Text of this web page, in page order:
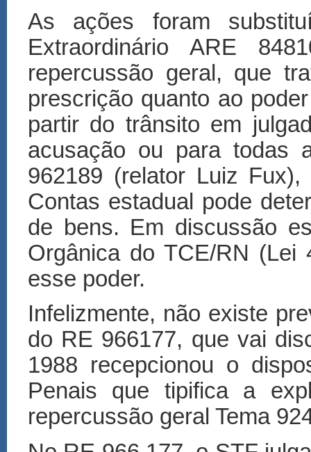
As ações foram
Extraordinário ARE
repercussão geral, que
prescrição quanto ao
partir do trânsito em
acusação ou para todas
962189 (relator Luiz
Contas estadual pode
de bens. Em discussão
Orgânica do TCE/RN (Lei
esse poder.
Infelizmente, não existe
do RE 966177, que vai
1988 recepcionou o
Penais que tipifica a
repercussão geral Tema